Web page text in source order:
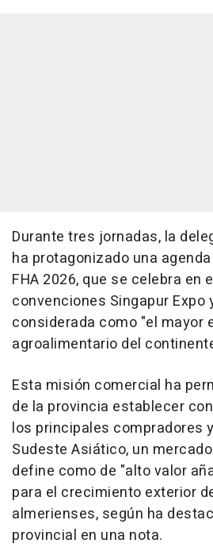
Durante tres jornadas, la
ha protagonizado una
FHA 2026, que se celebra en
convenciones Singapur Expo
considerada como "el mayor
agroalimentario del
Esta misión comercial ha
de la provincia establecer
los principales compradores
Sudeste Asiático, un
define como de "alto valor
para el crecimiento exterior
almerienses, según ha
provincial en una nota.